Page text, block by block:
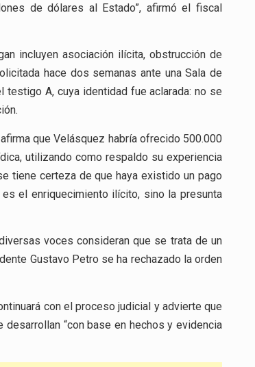
de dólares al Estado”, afirmó el fiscal
incluyen asociación ilícita, obstrucción de
hace dos semanas ante una Sala de
A, cuya identidad fue aclarada: no se
que Velásquez habría ofrecido 500.000
utilizando como respaldo su experiencia
tiene certeza de que haya existido un pago
el enriquecimiento ilícito, sino la presunta
voces consideran que se trata de un
Gustavo Petro se ha rechazado la orden
con el proceso judicial y advierte que
“con base en hechos y evidencia